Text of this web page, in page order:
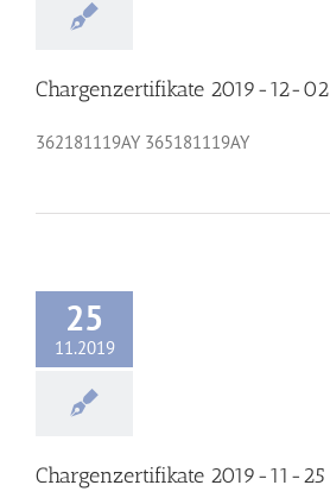
Chargenzertifikate 2019-12-02
362181119AY 365181119AY
25
11.2019
Chargenzertifikate 2019-11-25